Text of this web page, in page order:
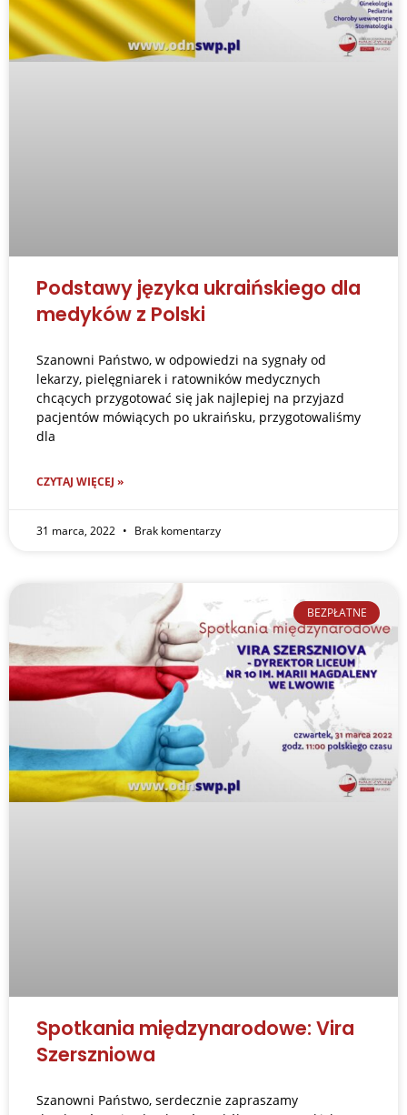
Podstawy języka ukraińskiego dla
medyków z Polski
Szanowni Państwo, w odpowiedzi na sygnały od
lekarzy, pielęgniarek i ratowników medycznych
chcących przygotować się jak najlepiej na przyjazd
pacjentów mówiących po ukraińsku, przygotowaliśmy
dla
CZYTAJ WIĘCEJ »
31 marca, 2022 Brak komentarzy
BEZPŁATNE
Spotkania międzynarodowe: Vira
Szerszniowa
Szanowni Państwo, serdecznie zapraszamy